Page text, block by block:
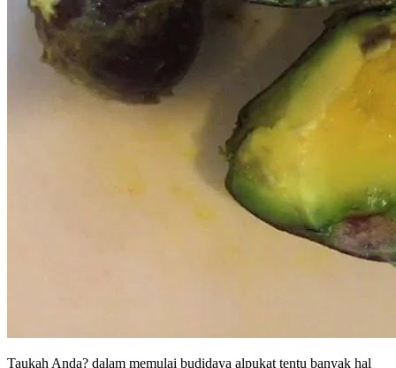
Taukah Anda? dalam memulai budidaya alpukat tentu banyak hal